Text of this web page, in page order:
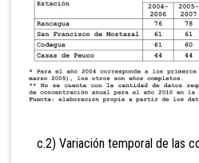
c.2) Variación temporal de las